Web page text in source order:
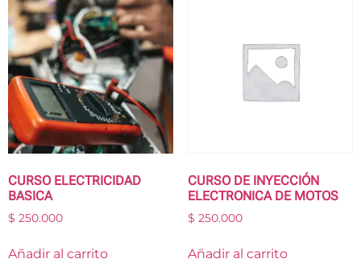
CURSO ELECTRICIDAD
BASICA
$ 250.000
Añadir al carrito
CURSO DE INYECCIÓN
ELECTRONICA DE MOTOS
$ 250.000
Añadir al carrito